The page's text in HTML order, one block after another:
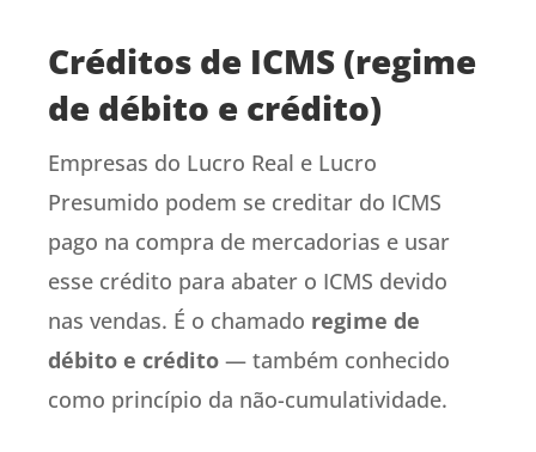
Créditos de ICMS (regime
de débito e crédito)
Empresas do Lucro Real e Lucro
Presumido podem se creditar do ICMS
pago na compra de mercadorias e usar
esse crédito para abater o ICMS devido
nas vendas. É o chamado regime de
débito e crédito — também conhecido
como princípio da não-cumulatividade.